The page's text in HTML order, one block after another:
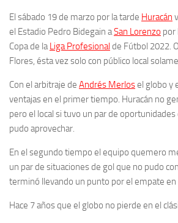
El sábado 19 de marzo por la tarde Huracán
el Estadio Pedro Bidegain aSan Lorenzo por
Copa de laLiga Profesionalde Fútbol 2022.
Flores, ésta vez solo con público local
Con el arbitraje de Andrés Merlosel globo y
ventajas en el primer tiempo. Huracán no
pero el local si tuvo un par de
pudo aprovechar.
En el segundo tiempo el equipo quemero
un par de situaciones de gol que no pudo
terminó llevando un punto por el empate en
Hace 7 años que el globo no pierde en el